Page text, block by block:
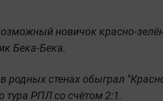
новичок красно-
Бека-Бека.
родных стенах обыграл
тура РПЛ со счётом 2:1.